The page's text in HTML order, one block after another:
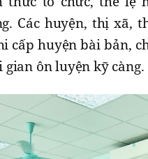
Các huyện, thị xã,
huyện bài bản,
ôn luyện kỹ càng.